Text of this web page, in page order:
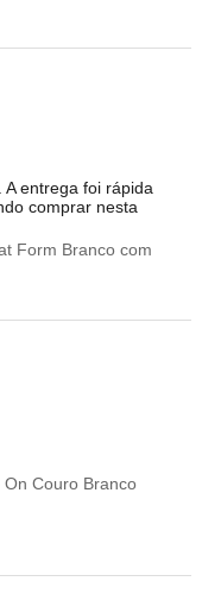
entrega foi rápida
comprar nesta
Form Branco com
Couro Branco